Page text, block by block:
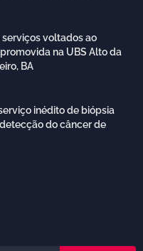
voltados ao
na UBS Alto da
BA
inédito de biópsia
do câncer de